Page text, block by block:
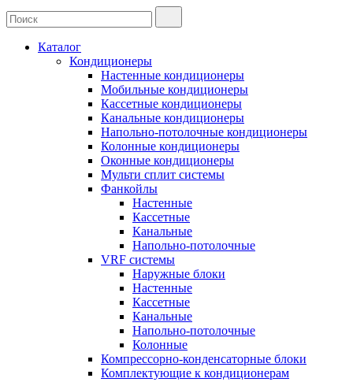
Каталог
Кондиционеры
Настенные кондиционеры
Мобильные кондиционеры
Кассетные кондиционеры
Канальные кондиционеры
Напольно-потолочные кондиционеры
Колонные кондиционеры
Оконные кондиционеры
Мульти сплит системы
Фанкойлы
Настенные
Кассетные
Канальные
Напольно-потолочные
VRF системы
Наружные блоки
Настенные
Кассетные
Канальные
Напольно-потолочные
Колонные
Компрессорно-конденсаторные блоки
Комплектующие к кондиционерам